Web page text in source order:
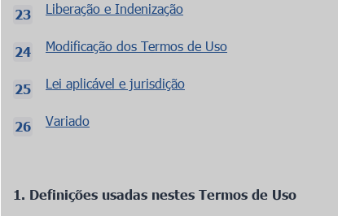
Liberação e Indenização
Modificação dos Termos de Uso
Lei aplicável e jurisdição
Variado
1. Definições usadas nestes Termos de Uso